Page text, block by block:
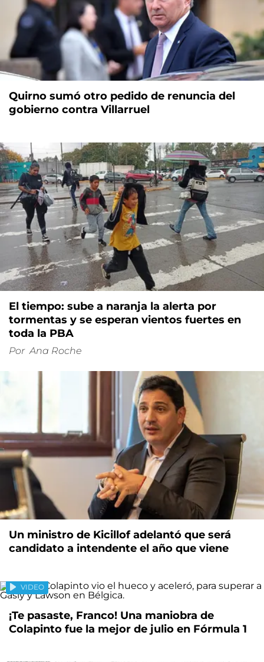
Quirno sumó otro pedido de renuncia del
gobierno contra Villarruel
El tiempo: sube a naranja la alerta por
tormentas y se esperan vientos fuertes en
toda la PBA
Por Ana Roche
Un ministro de Kicillof adelantó que será
candidato a intendente el año que viene
VIDEO
¡Te pasaste, Franco! Una maniobra de
Colapinto fue la mejor de julio en Fórmula 1